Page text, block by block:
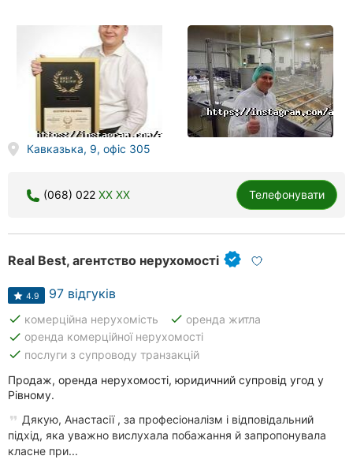
Кавказька, 9, офіс 305
(068) 022 XX XX Телефонувати
Real Best, агентство нерухомості
4.9 97 відгуків
done комерційна нерухомість done оренда житла
done оренда комерційної нерухомості
done послуги з супроводу транзакцій
Продаж, оренда нерухомості, юридичний супровід угод у
Рівному.
Дякую, Анастасії , за професіоналізм і відповідальний
підхід, яка уважно вислухала побажання й запропонувала
класне при...